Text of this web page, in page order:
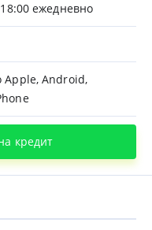
ежедневно
Apple, Android,
кредит